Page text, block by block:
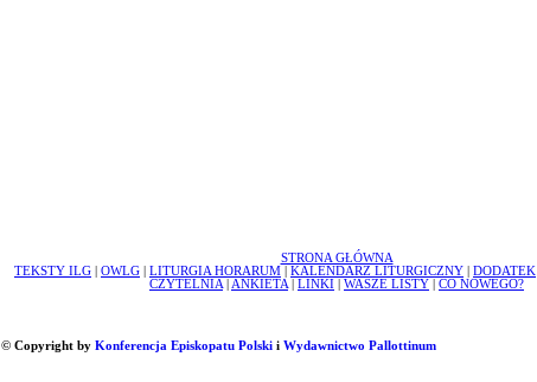
STRONA GŁÓWNA
TEKSTY ILG
OWLG LITURGIA HORARUM KALENDARZ LITURGICZNY DODATEK
CZYTELNIA
ANKIETA LINKI WASZE LISTY CO NOWEGO?
© Copyright by Konferencja Episkopatu Polskii Wydawnictwo Pallottinum